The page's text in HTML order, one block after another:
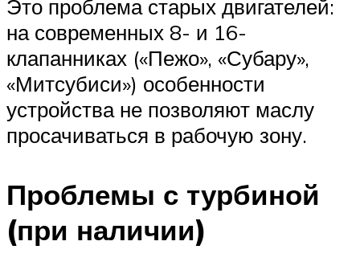
Это проблема старых двигателей:
на современных 8- и 16-
клапанниках («Пежо», «Субару»,
«Митсубиси») особенности
устройства не позволяют маслу
просачиваться в рабочую зону.
Проблемы с турбиной
(при наличии)